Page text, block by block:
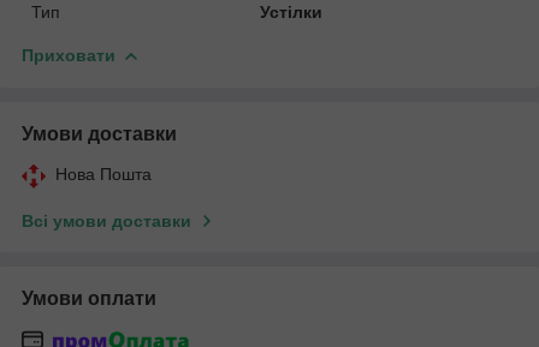
Тип
Устілки
Приховати
Умови доставки
Нова Пошта
Всі умови доставки
Умови оплати